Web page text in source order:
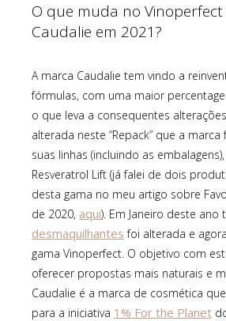
O que muda no
Caudalie em 2021?
A marca Caudalie tem vindo a
fórmulas, com uma maior
o que leva a consequentes
alterada neste “Repack” que a
suas linhas (incluindo as
Resveratrol Lift (já falei de dois
desta gama no meu artigo sobre
de 2020, aqui). Em Janeiro deste ano
desmaquilhantes foi alterada e
gama Vinoperfect. O objetivo com
oferecer propostas mais naturais e
Caudalie é a marca de cosmética
para a iniciativa 1% For the Planet